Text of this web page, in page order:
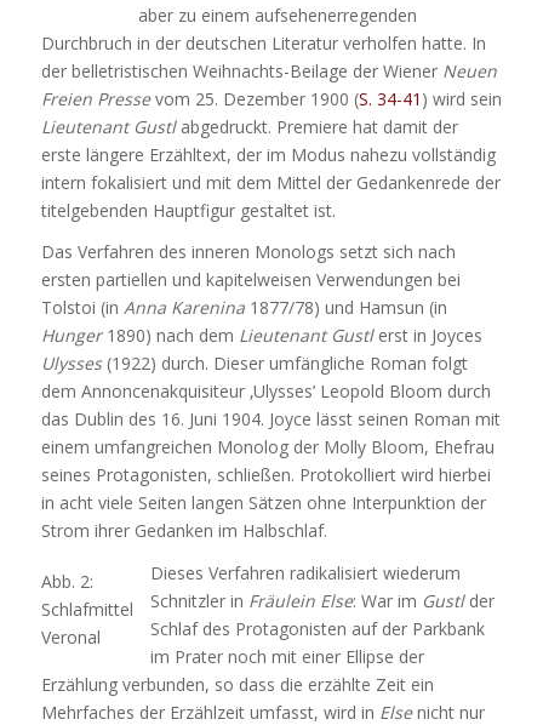
aber zu einem aufsehenerregenden
Durchbruch in der deutschen Literatur verholfen hatte. In
der belletristischen Weihnachts-Beilage der Wiener Neuen
Freien Pressevom 25. Dezember 1900 (S. 34-41 ) wird sein
Lieutenant Gustlabgedruckt. Premiere hat damit der
erste längere Erzähltext, der im Modus nahezu vollständig
intern fokalisiert und mit dem Mittel der Gedankenrede der
titelgebenden Hauptfigur gestaltet ist.
Das Verfahren des inneren Monologs setzt sich nach
ersten partiellen und kapitelweisen Verwendungen bei
Tolstoi (in Anna Karenina1877/78) und Hamsun (in
Hunger1890) nach dem Lieutenant Gustlerst in Joyces
Ulysses(1922) durch. Dieser umfängliche Roman folgt
dem Annoncenakquisiteur ‚Ulysses’ Leopold Bloom durch
das Dublin des 16. Juni 1904. Joyce lässt seinen Roman mit
einem umfangreichen Monolog der Molly Bloom, Ehefrau
seines Protagonisten, schließen. Protokolliert wird hierbei
in acht viele Seiten langen Sätzen ohne Interpunktion der
Strom ihrer Gedanken im Halbschlaf.
Abb. 2:
Schlafmittel
Veronal
Dieses Verfahren radikalisiert wiederum
Schnitzler in Fräulein Else: War im Gustlder
Schlaf des Protagonisten auf der Parkbank
im Prater noch mit einer Ellipse der
Erzählung verbunden, so dass die erzählte Zeit ein
Mehrfaches der Erzählzeit umfasst, wird in Elsenicht nur